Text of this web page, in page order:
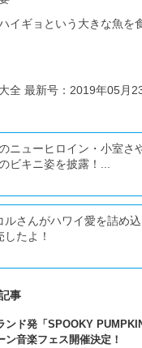
イギョという大きな魚を
全 最新号：2019年05月
ニューヒロイン・小室さ
ビキニ姿を披露！...
ルさんがハワイ愛を詰め
たよ！
事
ンド発「SPOOKY
ン音楽フェス開催決定！